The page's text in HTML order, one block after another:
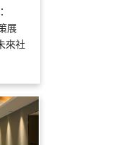
展
來社